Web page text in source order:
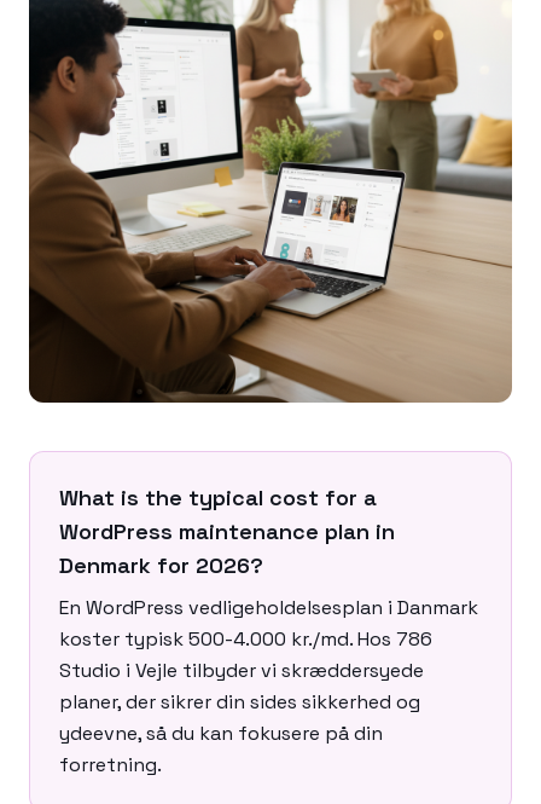
What is the typical cost for a
WordPress maintenance plan in
Denmark for 2026?
En WordPress vedligeholdelsesplan i Danmark
koster typisk 500-4.000 kr./md. Hos 786
Studio i Vejle tilbyder vi skræddersyede
planer, der sikrer din sides sikkerhed og
ydeevne, så du kan fokusere på din
forretning.